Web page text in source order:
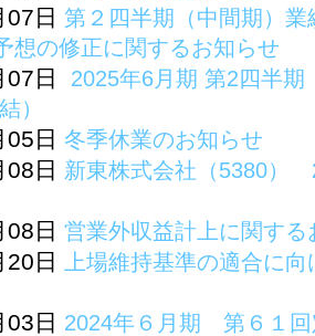
日 第２四半期（中間期）
想の修正に関するお知らせ
日
2025年6月期 第2四半
）
日 冬季休業のお知らせ
日 新東株式会社（5380
日 営業外収益計上に関する
日 上場維持基準の適合に
日 2024年６月期 第６１